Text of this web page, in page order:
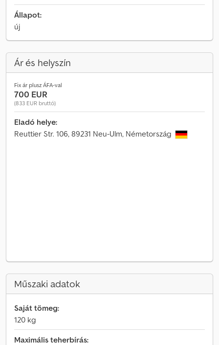
Állapot:
új
Ár és helyszín
Fix ár plusz ÁFA-val
700 EUR
(833 EUR bruttó)
Eladó helye:
Reuttier Str. 106, 89231 Neu-Ulm, Németország
Műszaki adatok
Saját tömeg:
120 kg
Maximális teherbírás: